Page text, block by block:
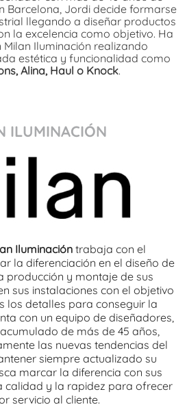
Barcelona, Jordi decide formarse
llegando a diseñar productos
la excelencia como objetivo. Ha
Iluminación realizando
estética y funcionalidad como
Alina, Haul o Knock.
ILUMINACIÓN
Iluminacióntrabaja con el
la diferenciación en el diseño de
producción y montaje de sus
sus instalaciones con el objetivo
los detalles para conseguir la
con un equipo de diseñadores,
de más de 45 años,
las nuevas tendencias del
siempre actualizado su
marcar la diferencia con sus
calidad y la rapidez para ofrecer
servicio al cliente.